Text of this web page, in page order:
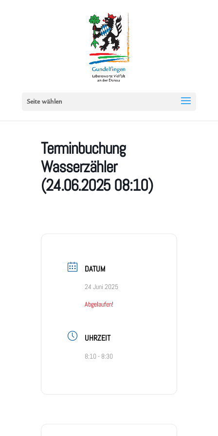
Seite wählen
Terminbuchung
Wasserzähler
(24.06.2025 08:10)
DATUM
24 Juni 2025
Abgelaufen!
UHRZEIT
8:10 - 8:30